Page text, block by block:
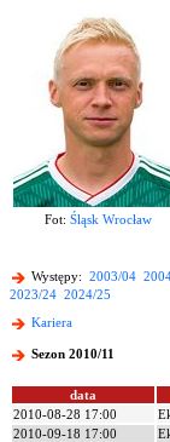
Fot: Śląsk Wrocław
Występy: 2003/04
2023/24 2024/25
Kariera
Sezon 2010/11
data
2010-08-28 17:00
2010-09-18 17:00